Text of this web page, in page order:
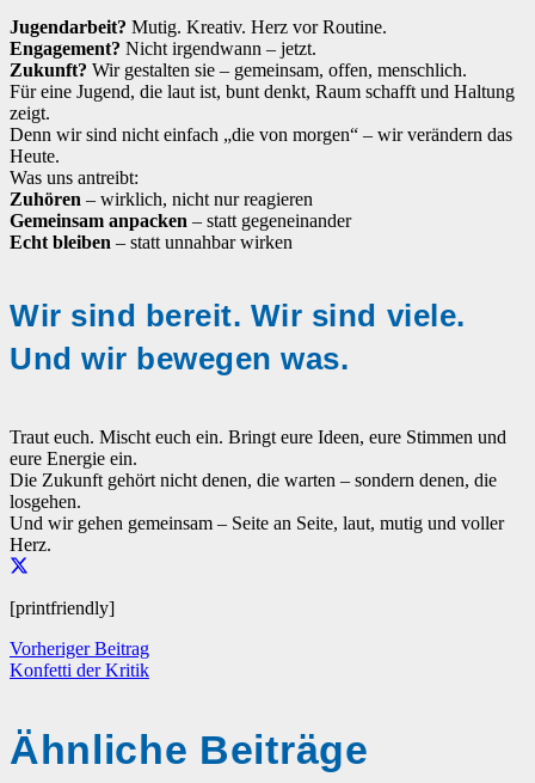
Jugendarbeit? Mutig. Kreativ. Herz vor Routine.
Engagement? Nicht irgendwann – jetzt.
Zukunft? Wir gestalten sie – gemeinsam, offen, menschlich.
Für eine Jugend, die laut ist, bunt denkt, Raum schafft und Haltung
zeigt.
Denn wir sind nicht einfach „die von morgen“ – wir verändern das
Heute.
Was uns antreibt:
Zuhören – wirklich, nicht nur reagieren
Gemeinsam anpacken – statt gegeneinander
Echt bleiben – statt unnahbar wirken
Wir sind bereit. Wir sind viele.
Und wir bewegen was.
Traut euch. Mischt euch ein. Bringt eure Ideen, eure Stimmen und
eure Energie ein.
Die Zukunft gehört nicht denen, die warten – sondern denen, die
losgehen.
Und wir gehen gemeinsam – Seite an Seite, laut, mutig und voller
Herz.
[printfriendly]
Vorheriger Beitrag
Konfetti der Kritik
Ähnliche Beiträge